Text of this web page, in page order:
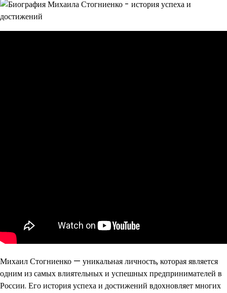
Михаил Стогниенко — уникальная личность, которая является
одним из самых влиятельных и успешных предпринимателей в
России. Его история успеха и достижений вдохновляет многих